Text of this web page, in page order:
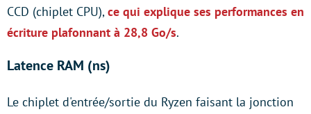
CCD (chiplet CPU),ce qui explique ses performances en
écriture plafonnant à 28,8 Go/s.
Latence RAM (ns)
Le chiplet d'entrée/sortie du Ryzen faisant la jonction